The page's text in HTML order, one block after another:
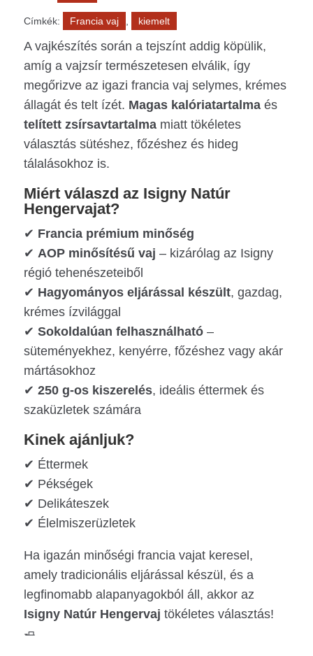
Címkék: Francia vaj kiemelt
A vajkészítés során a tejszínt addig köpülik,
amíg a vajzsír természetesen elválik, így
megőrizve az igazi francia vaj selymes, krémes
állagát és telt ízét. Magas kalóriatartalmaés
telített zsírsavtartalmamiatt tökéletes
választás sütéshez, főzéshez és hideg
tálalásokhoz is.
Miért válaszd az Isigny Natúr
Hengervajat?
✔ Francia prémium minőség
✔ AOP minősítésű vaj – kizárólag az Isigny
régió tehenészeteiből
✔ Hagyományos eljárással készült, gazdag,
krémes ízvilággal
✔ Sokoldalúan felhasználható–
süteményekhez, kenyérre, főzéshez vagy akár
mártásokhoz
✔ 250 g-os kiszerelés, ideális éttermek és
szaküzletek számára
Kinek ajánljuk?
✔ Éttermek
✔ Pékségek
✔ Delikáteszek
✔ Élelmiszerüzletek
Ha igazán minőségi francia vajat keresel,
amely tradicionális eljárással készül, és a
legfinomabb alapanyagokból áll, akkor az
Isigny Natúr Hengervaj tökéletes választás!
🧈